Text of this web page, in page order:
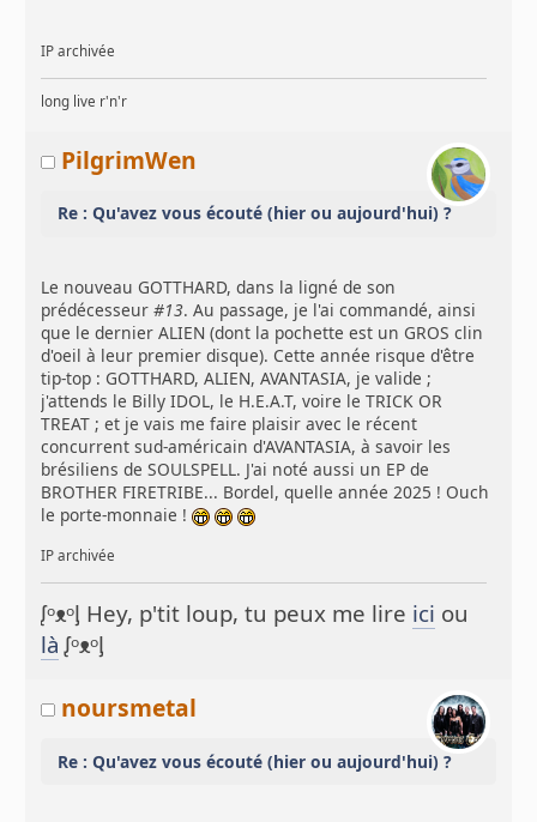
IP archivée
long live r'n'r
PilgrimWen
Re : Qu'avez vous écouté (hier ou aujourd'hui) ?
Le nouveau GOTTHARD, dans la ligné de son
prédécesseur#13. Au passage, je l'ai commandé, ainsi
que le dernier ALIEN (dont la pochette est un GROS clin
d'oeil à leur premier disque). Cette année risque d'être
tip-top : GOTTHARD, ALIEN, AVANTASIA, je valide ;
j'attends le Billy IDOL, le H.E.A.T, voire le TRICK OR
TREAT ; et je vais me faire plaisir avec le récent
concurrent sud-américain d'AVANTASIA, à savoir les
brésiliens de SOULSPELL. J'ai noté aussi un EP de
BROTHER FIRETRIBE... Bordel, quelle année 2025 ! Ouch
le porte-monnaie !
IP archivée
ᶘᵒᴥᵒᶅ Hey, p'tit loup, tu peux me lire ici ou
là ᶘᵒᴥᵒᶅ
noursmetal
Re : Qu'avez vous écouté (hier ou aujourd'hui) ?